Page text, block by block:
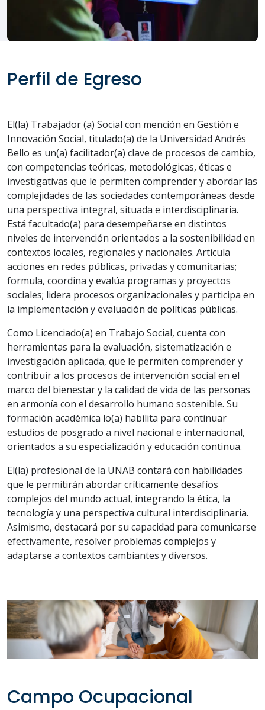
Perfil de Egreso
El(la) Trabajador (a) Social con mención en Gestión e
Innovación Social, titulado(a) de la Universidad Andrés
Bello es un(a) facilitador(a) clave de procesos de cambio,
con competencias teóricas, metodológicas, éticas e
investigativas que le permiten comprender y abordar las
complejidades de las sociedades contemporáneas desde
una perspectiva integral, situada e interdisciplinaria.
Está facultado(a) para desempeñarse en distintos
niveles de intervención orientados a la sostenibilidad en
contextos locales, regionales y nacionales. Articula
acciones en redes públicas, privadas y comunitarias;
formula, coordina y evalúa programas y proyectos
sociales; lidera procesos organizacionales y participa en
la implementación y evaluación de políticas públicas.
Como Licenciado(a) en Trabajo Social, cuenta con
herramientas para la evaluación, sistematización e
investigación aplicada, que le permiten comprender y
contribuir a los procesos de intervención social en el
marco del bienestar y la calidad de vida de las personas
en armonía con el desarrollo humano sostenible. Su
formación académica lo(a) habilita para continuar
estudios de posgrado a nivel nacional e internacional,
orientados a su especialización y educación continua.
El(la) profesional de la UNAB contará con habilidades
que le permitirán abordar críticamente desafíos
complejos del mundo actual, integrando la ética, la
tecnología y una perspectiva cultural interdisciplinaria.
Asimismo, destacará por su capacidad para comunicarse
efectivamente, resolver problemas complejos y
adaptarse a contextos cambiantes y diversos.
Campo Ocupacional